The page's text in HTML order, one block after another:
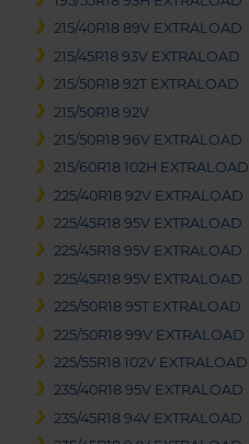
215/40R18 89V EXTRALOAD
215/45R18 93V EXTRALOAD
215/50R18 92T EXTRALOAD
215/50R18 92V
215/50R18 96V EXTRALOAD
215/60R18 102H EXTRALOAD
225/40R18 92V EXTRALOAD
225/45R18 95V EXTRALOAD
225/45R18 95V EXTRALOAD
225/45R18 95V EXTRALOAD
225/50R18 95T EXTRALOAD
225/50R18 99V EXTRALOAD
225/55R18 102V EXTRALOAD
235/40R18 95V EXTRALOAD
235/45R18 94V EXTRALOAD